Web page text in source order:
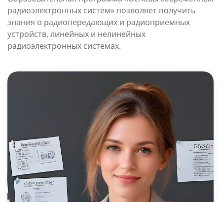
радиоэлектронных систем» позволяет получить
знания о радиопередающих и радиоприемных
устройств, линейных и нелинейных
радиоэлектронных системах.